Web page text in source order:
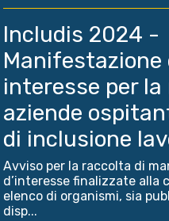
Includis 2024 -
Manifestazione
interesse per la
aziende
di inclusione
Avviso per la raccolta di
d’interesse finalizzate alla
elenco di organismi, sia
disp...